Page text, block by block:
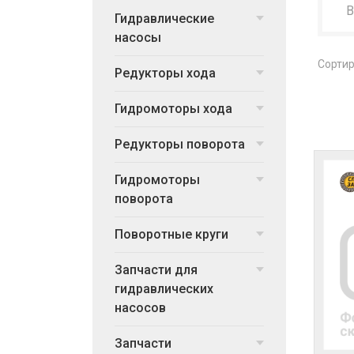
Гидравлические
насосы
Редукторы хода
Гидромоторы хода
Редукторы поворота
Гидромоторы
поворота
Поворотные круги
Запчасти для
гидравлических
насосов
Запчасти